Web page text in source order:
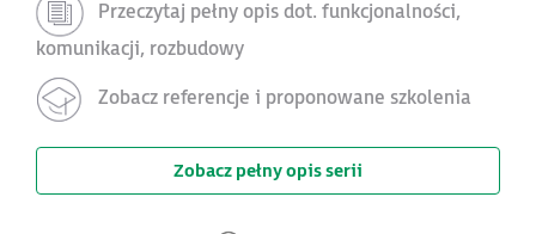
Przeczytaj pełny opis dot. funkcjonalności,
komunikacji, rozbudowy
Zobacz referencje i proponowane szkolenia
Zobacz pełny opis serii